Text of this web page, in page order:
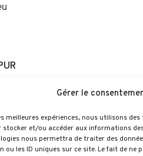
Gérer le
meilleures expériences, nous utilisons
stocker et/ou accéder aux informations
nous permettra de traiter des
ou les ID uniques sur ce site. Le fait de ne